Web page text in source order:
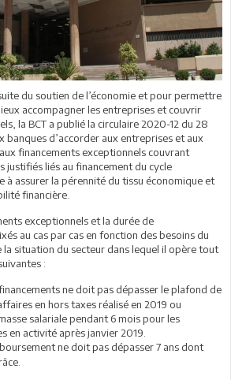
du soutien de l’économie et pour permettre
accompagner les entreprises et couvrir
la BCT a publié la circulaire 2020-12 du 28
d’accorder aux entreprises et aux
financements exceptionnels couvrant
justifiés liés au financement du cycle
à assurer la pérennité du tissu économique et
financière.
exceptionnels et la durée de
au cas par cas en fonction des besoins du
la situation du secteur dans lequel il opère tout
:
ne doit pas dépasser le plafond de
en hors taxes réalisé en 2019 ou
salariale pendant 6 mois pour les
en activité après janvier 2019.
ne doit pas dépasser 7 ans dont